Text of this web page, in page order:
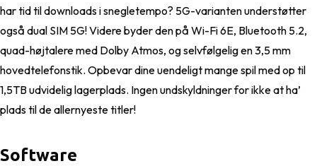
har tid til downloads i snegletempo? 5G-varianten understøtter
også dual SIM 5G! Videre byder den på Wi-Fi 6E, Bluetooth 5.2,
quad-højtalere med Dolby Atmos, og selvfølgelig en 3,5 mm
hovedtelefonstik. Opbevar dine uendeligt mange spil med op til
1,5TB udvidelig lagerplads. Ingen undskyldninger for ikke at ha’
plads til de allernyeste titler!
Software